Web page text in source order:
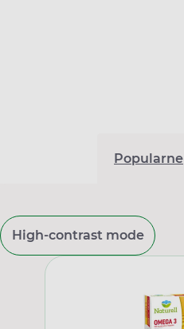
Popularne
High-contrast mode